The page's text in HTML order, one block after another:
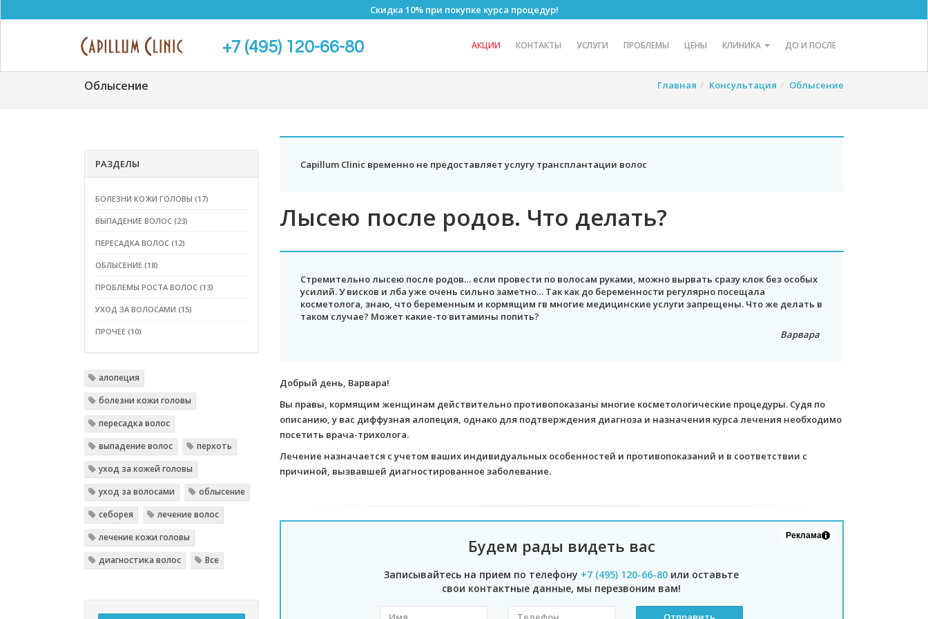
Скидка 10% при покупке курса процедур!
+7 (495) 120-66-80 АКЦИИ КОНТАКТЫ УСЛУГИ ПРОБЛЕМЫ ЦЕНЫ КЛИНИКА ДО И ПОСЛЕ
Облысение Главная Консультация Облысение
РАЗДЕЛЫ
БОЛЕЗНИ КОЖИ ГОЛОВЫ (17)
ВЫПАДЕНИЕ ВОЛОС (23)
ПЕРЕСАДКА ВОЛОС (12)
ОБЛЫСЕНИЕ (18)
ПРОБЛЕМЫ РОСТА ВОЛОС (13)
УХОД ЗА ВОЛОСАМИ (15)
ПРОЧЕЕ (10)
алопеция
болезни кожи головы
пересадка волос
выпадение волос
перхоть
уход за кожей головы
уход за волосами
облысение
себорея
лечение волос
лечение кожи головы
диагностика волос
Все
Capillum Clinic временно не предоставляет услугу трансплантации волос
Лысею после родов. Что делать?
Стремительно лысею после родов… если провести по волосам руками, можно вырвать сразу клок без особых
усилий. У висков и лба уже очень сильно заметно… Так как до беременности регулярно посещала
косметолога, знаю, что беременным и кормящим гв многие медицинские услуги запрещены. Что же делать в
таком случае? Может какие-то витамины попить?
Варвара
Добрый день, Варвара!
Вы правы, кормящим женщинам действительно противопоказаны многие косметологические процедуры. Судя по
описанию, у вас диффузная алопеция, однако для подтверждения диагноза и назначения курса лечения необходимо
посетить врача-трихолога.
Лечение назначается с учетом ваших индивидуальных особенностей и противопоказаний и в соответствии с
причиной, вызвавшей диагностированное заболевание.
Реклама
Будем рады видеть вас
Записывайтесь на прием по телефону +7 (495) 120-66-80 или оставьте
свои контактные данные, мы перезвоним вам!